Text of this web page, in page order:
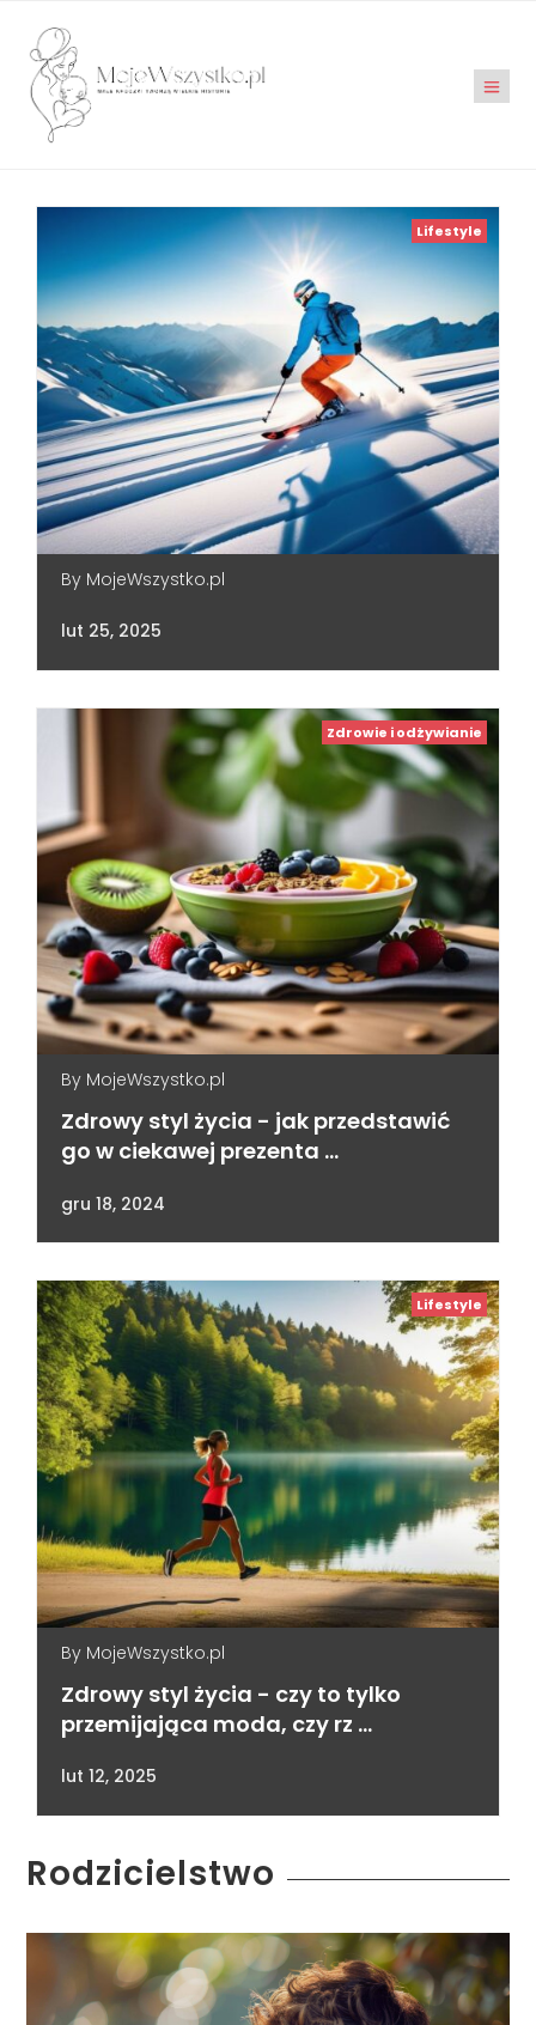
Lifestyle
By MojeWszystko.pl
lut 25, 2025
Zdrowie i odżywianie
By MojeWszystko.pl
Zdrowy styl życia - jak przedstawić
go w ciekawej prezenta …
gru 18, 2024
Lifestyle
By MojeWszystko.pl
Zdrowy styl życia - czy to tylko
przemijająca moda, czy rz …
lut 12, 2025
Rodzicielstwo